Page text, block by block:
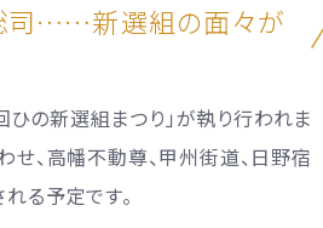
司……新選組の面々が
ひの新選組まつり」が執り行われま
、高幡不動尊、甲州街道、日野宿
る予定です。